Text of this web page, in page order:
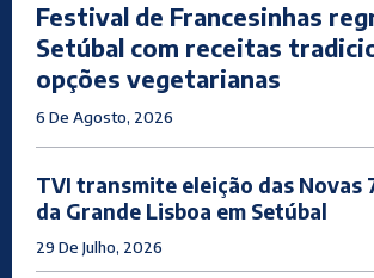
Festival de Francesinhas
Setúbal com receitas
opções vegetarianas
6 De Agosto, 2026
TVI transmite eleição das Novas
da Grande Lisboa em Setúbal
29 De Julho, 2026